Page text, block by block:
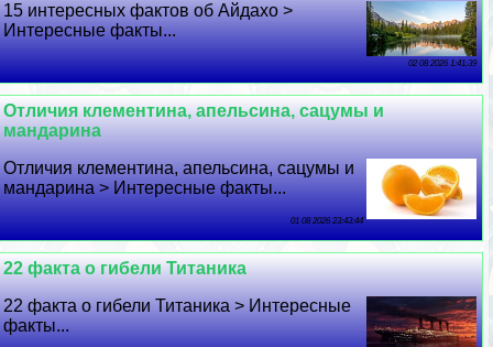
15 интересных фактов об Айдахо >
Интересные факты...
02 08 2026 1:41:39
Отличия клементина, апельсина, сацумы и
мaндарина
Отличия клементина, апельсина, сацумы и
мaндарина > Интересные факты...
01 08 2026 23:43:44
22 факта о гибели Титаника
22 факта о гибели Титаника > Интересные
факты...